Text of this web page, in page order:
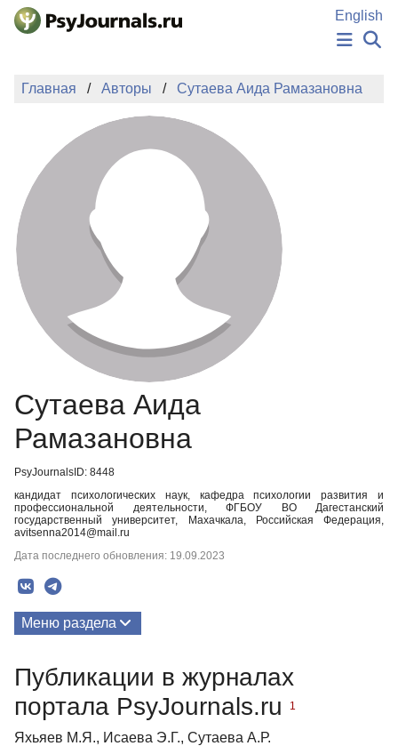
Перейти к основному содержанию
English
НОВОСТИ
АВТОРЫ
ПОДАТЬ РУКОПИСЬ
БАЗА ЗНАНИЙ
КЛЮЧЕВЫЕ СЛОВА
Регистрация
Главная Авторы Сутаева Аида Рамазановна
Сутаева Аида
Рамазановна
PsyJournalsID: 8448
кандидат психологических наук, кафедра психологии развития и
профессиональной деятельности, ФГБОУ ВО Дагестанский
государственный университет, Махачкала, Российская Федерация,
avitsenna2014@mail.ru
Дата последнего обновления: 19.09.2023
Меню раздела
Публикации в журналах
портала PsyJournals.ru
1
Яхьяев М.Я., Исаева Э.Г., Сутаева А.Р.